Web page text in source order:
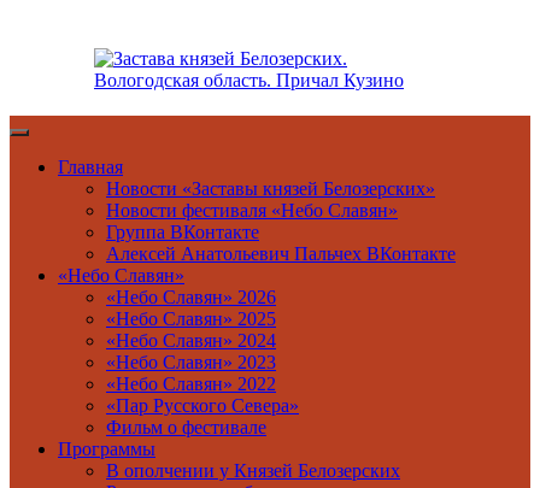
содержимому
Главная
Новости «Заставы князей Белозерских»
Новости фестиваля «Небо Славян»
Группа ВКонтакте
Алексей Анатольевич Пальчех ВКонтакте
«Небо Славян»
«Небо Славян» 2026
«Небо Славян» 2025
«Небо Славян» 2024
«Небо Славян» 2023
«Небо Славян» 2022
«Пар Русского Севера»
Фильм о фестивале
Программы
В ополчении у Князей Белозерских